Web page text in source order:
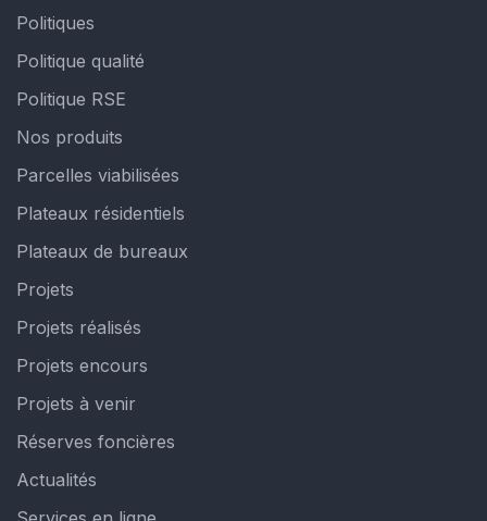
Politiques
Politique qualité
Politique RSE
Nos produits
Parcelles viabilisées
Plateaux résidentiels
Plateaux de bureaux
Projets
Projets réalisés
Projets encours
Projets à venir
Réserves foncières
Actualités